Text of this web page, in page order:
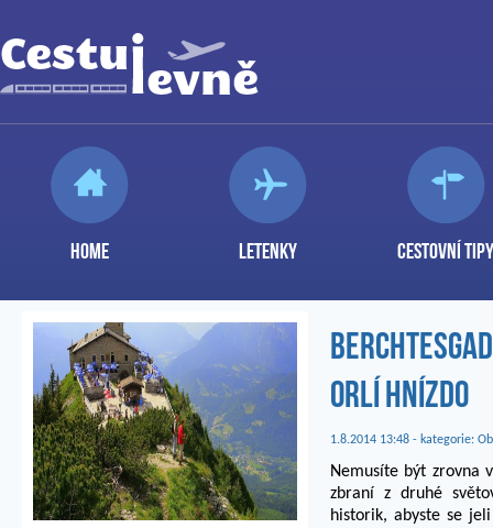
HOME LETENKY CESTOVNÍ TIPY
Orlí hnízdo
1.8.2014 13:48 - kategorie:
Nemusíte být zrovna
zbraní z druhé
historik, abyste se